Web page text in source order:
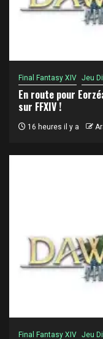
Final Fantasy XIV Jeu
En route pour
sur FFXIV !
16 heures il y a
Final Fantasy XIV Jeu